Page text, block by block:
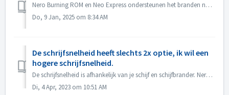
Nero Burning ROM en Neo Express ondersteunen het branden naar BD DL (50GB) en BD XL (100GB en 128G) schijven. Nero Video ondersteunt het branden van BD DL ...
Do, 9 Jan, 2025 om 8:34 AM
De schrijfsnelheid heeft slechts 2x optie, ik wil een
hogere schrijfsnelheid.
De schrijfsnelheid is afhankelijk van je schijf en schijfbrander. Nero Burning ROM detecteert automatisch de schijfbrander en de schijf en geeft de beschikb...
Di, 4 Apr, 2023 om 10:51 AM